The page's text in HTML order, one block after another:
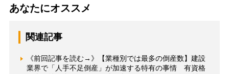
あなたにオススメ
関連記事
《前回記事を読む→》【業種別では最多の倒産数】建設
業界で「人手不足倒産」が加速する特有の事情 有資格